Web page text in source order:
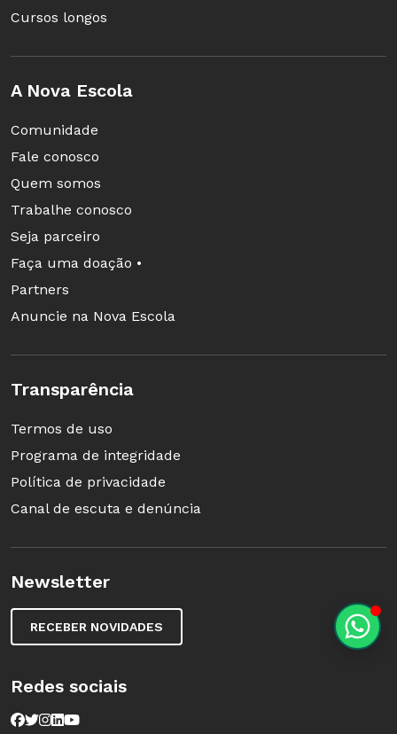
A Basílica de Bom Jesus, com os famosos profetas
Aleijadinho, faz parte do circuito (Foto: Reprodução)
Para saber mais, conheça dois planos de aula
Cursos longos
A Nova Escola
Comunidade
Fale conosco
Quem somos
Trabalhe conosco
Seja parceiro
Faça uma doação •
Partners
Anuncie na Nova Escola
Transparência
Termos de uso
Programa de integridade
Política de privacidade
Canal de escuta e denúncia
Newsletter
RECEBER NOVIDADES
Redes sociais